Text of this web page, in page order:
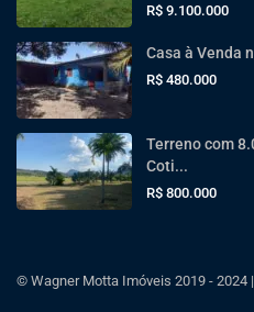
R$ 9.100.000
Casa à Venda
R$ 480.000
Terreno com
Coti...
R$ 800.000
© Wagner Motta Imóveis 2019 - 2024